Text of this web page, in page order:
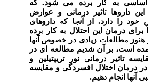
به کار برده می شود. که
داروها تاثیر درمانی و عوارض
را دارد. از آنجا که داروهای
درمان این اختلال به کار برده
مطالعات زیادی در خصوص آنها
است، بر آن شدیم مطالعه ای در
تاثیر درمانی نور تریپتیلین و
در درمان اختلال افسردگی و مقایسه
انجام دهیم.